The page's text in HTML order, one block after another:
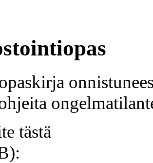
tästä